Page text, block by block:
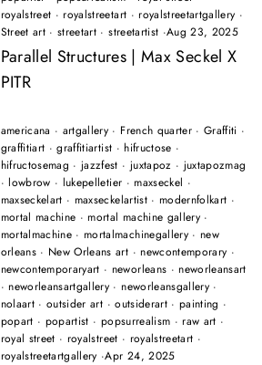
royalstreet · royalstreetart · royalstreetartgallery ·
Street art ·streetart ·streetartist ·Aug 23, 2025
Parallel Structures | Max Seckel X
PITR
americana · artgallery · French quarter· Graffiti ·
graffitiart ·graffitiartist · hifructose ·
hifructosemag ·jazzfest · juxtapoz · juxtapozmag
· lowbrow · lukepelletier · maxseckel ·
maxseckelart · maxseckelartist· modernfolkart ·
mortal machine · mortal machine gallery·
mortalmachine · mortalmachinegallery· new
orleans · New Orleans art · newcontemporary ·
newcontemporaryart · neworleans · neworleansart
· neworleansartgallery · neworleansgallery·
nolaart ·outsider art ·outsiderart· painting ·
popart · popartist · popsurrealism · raw art ·
royal street · royalstreet · royalstreetart ·
royalstreetartgallery ·Apr 24, 2025